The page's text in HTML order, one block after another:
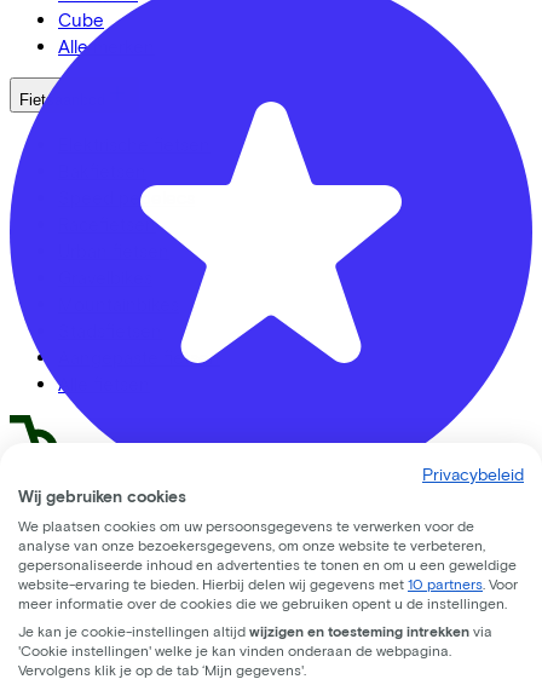
CC33 Amersfoort
Leusderweg 92
3817KC Amersfoort
Cube
Alle merken
Fietsaanbod
Speed pedelecs
Racefietsen
Aangepaste fietsen
Alle fietsen
LinkedIn Instagram
Nederlands
Back to top
© Lease a Bike. All Rights Reserved.
Privacy statement
Cookie statement
Privacybeleid
Wij gebruiken cookies
We plaatsen cookies om uw persoonsgegevens te verwerken voor de
analyse van onze bezoekersgegevens, om onze website te verbeteren,
gepersonaliseerde inhoud en advertenties te tonen en om u een geweldige
website-ervaring te bieden. Hierbij delen wij gegevens met 10 partners . Voor
meer informatie over de cookies die we gebruiken opent u de instellingen.
Je kan je cookie-instellingen altijd wijzigen en toesteming intrekken via
'Cookie instellingen' welke je kan vinden onderaan de webpagina.
Vervolgens klik je op de tab ‘Mijn gegevens'.